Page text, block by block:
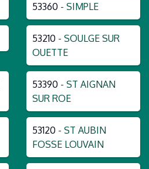
53360 - SIMPLE
53210 - SOULGE SUR
OUETTE
53390 - ST AIGNAN
SUR ROE
53120 - ST AUBIN
FOSSE LOUVAIN